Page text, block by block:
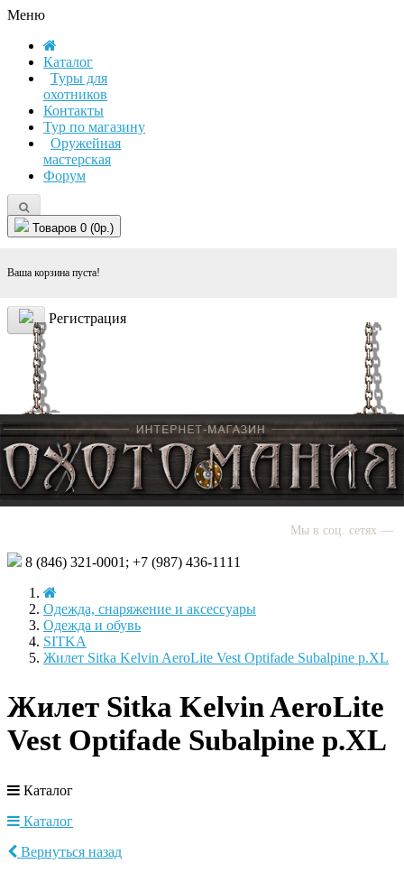
Меню
Каталог
Туры для
охотников
Контакты
Тур по магазину
Оружейная
мастерская
Форум
Товаров 0 (0р.)
Ваша корзина пуста!
Регистрация
Мы в соц. сетях —
8 (846) 321-0001; +7 (987) 436-1111
Одежда, снаряжение и аксессуары
Одежда и обувь
SITKA
Жилет Sitka Kelvin AeroLite Vest Optifade Subalpine р.XL
Жилет Sitka Kelvin AeroLite
Vest Optifade Subalpine р.XL
Каталог
Каталог
Вернуться назад